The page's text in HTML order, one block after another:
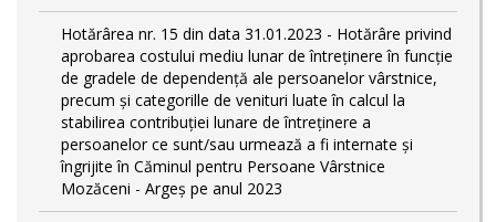
Hotărârea nr. 15 din data 31.01.2023 - Hotărâre privind
aprobarea costului mediu lunar de întreţinere în funcţie
de gradele de dependenţă ale persoanelor vârstnice,
precum şi categorille de venituri luate în calcul la
stabilirea contribuţiei lunare de întreţinere a
persoanelor ce sunt/sau urmează a fi internate şi
îngrijite în Căminul pentru Persoane Vârstnice
Mozăceni - Argeş pe anul 2023